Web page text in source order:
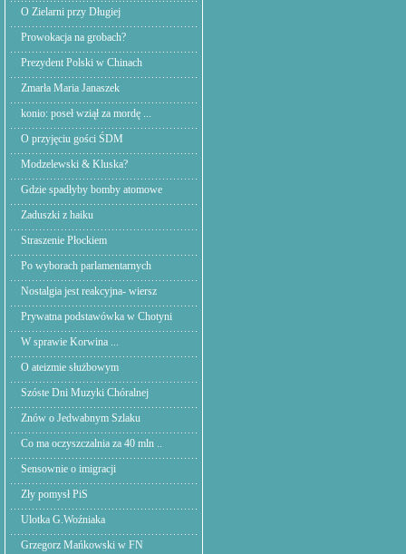
O Zielarni przy Długiej
Prowokacja na grobach?
Prezydent Polski w Chinach
Zmarła Maria Janaszek
konio: poseł wziął za mordę ...
O przyjęciu gości ŚDM
Modzelewski & Kluska?
Gdzie spadłyby bomby atomowe
Zaduszki z haiku
Straszenie Płockiem
Po wyborach parlamentarnych
Nostalgia jest reakcyjna- wiersz
Prywatna podstawówka w Chotyni
W sprawie Korwina ...
O ateizmie służbowym
Szóste Dni Muzyki Chóralnej
Znów o Jedwabnym Szlaku
Co ma oczyszczalnia za 40 mln ..
Sensownie o imigracji
Zły pomysł PiS
Ulotka G.Woźniaka
Grzegorz Mańkowski w FN